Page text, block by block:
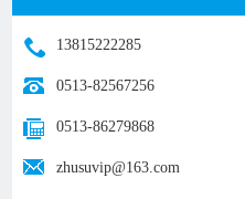
13815222285
0513-82567256
0513-86279868
zhusuvip@163.com